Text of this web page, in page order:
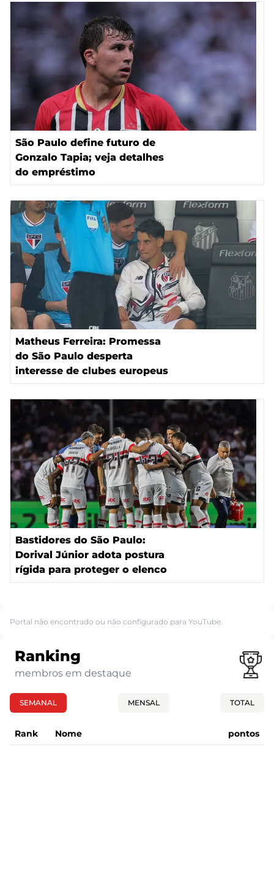
São Paulo define futuro de
Gonzalo Tapia; veja detalhes
do empréstimo
Matheus Ferreira: Promessa
do São Paulo desperta
interesse de clubes europeus
Bastidores do São Paulo:
Dorival Júnior adota postura
rígida para proteger o elenco
Portal não encontrado ou não configurado para YouTube.
Ranking
membros em destaque
SEMANAL MENSAL TOTAL
Rank Nome pontos